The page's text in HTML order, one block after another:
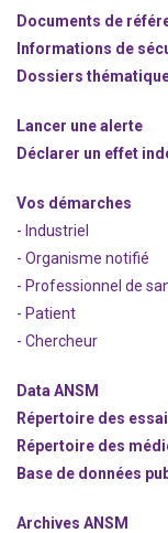
Documents de
Informations de
Dossiers
Lancer une alerte
Déclarer un effet
Vos démarches
- Industriel
- Organisme notifié
- Professionnel de
- Patient
- Chercheur
Data ANSM
Répertoire des
Répertoire des
Base de données
Archives ANSM